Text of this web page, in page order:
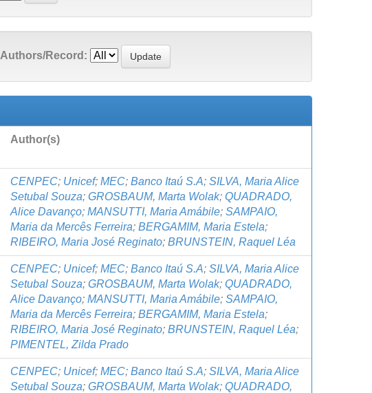
Authors/Record:
Author(s)
CENPEC; Unicef; MEC; Banco Itaú S.A; SILVA, Maria Alice
Setubal Souza; GROSBAUM, Marta Wolak; QUADRADO,
Alice Davanço; MANSUTTI, Maria Amábile; SAMPAIO,
Maria da Mercês Ferreira; BERGAMIM, Maria Estela;
RIBEIRO, Maria José Reginato; BRUNSTEIN, Raquel Léa
CENPEC; Unicef; MEC; Banco Itaú S.A; SILVA, Maria Alice
Setubal Souza; GROSBAUM, Marta Wolak; QUADRADO,
Alice Davanço; MANSUTTI, Maria Amábile; SAMPAIO,
Maria da Mercês Ferreira; BERGAMIM, Maria Estela;
RIBEIRO, Maria José Reginato; BRUNSTEIN, Raquel Léa;
PIMENTEL, Zilda Prado
CENPEC; Unicef; MEC; Banco Itaú S.A; SILVA, Maria Alice
Setubal Souza; GROSBAUM, Marta Wolak; QUADRADO,